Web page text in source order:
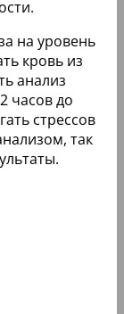
на уровень
кровь из
анализ
часов до
стрессов
так